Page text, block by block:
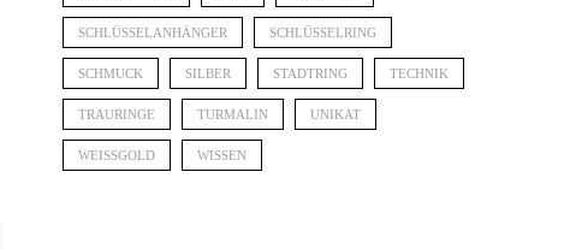
SCHLÜSSELANHÄNGER SCHLÜSSELRING
SCHMUCK SILBER STADTRING TECHNIK
TRAURINGE TURMALIN UNIKAT
WEISSGOLD WISSEN